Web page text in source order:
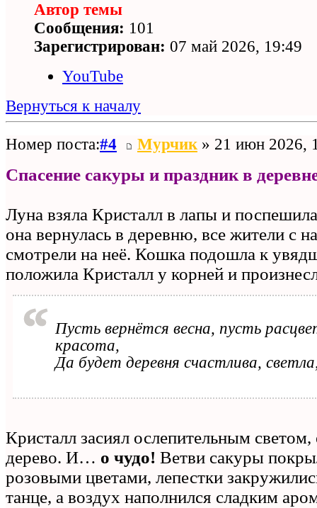
Автор темы
Сообщения: 101
Зарегистрирован: 07 май 2026, 19:49
YouTube
Вернуться к началу
Номер поста:#4 Мурчик» 21 июн 2026,
Спасение сакуры и праздник в
Луна взяла Кристалл в лапы и
она вернулась в деревню, все жители с
смотрели на неё. Кошка подошла к
положила Кристалл у корней и
Пусть вернётся весна, пусть
красота,
Да будет деревня счастлива,
Кристалл засиял ослепительным светом,
дерево. И… о чудо! Ветви сакуры
розовыми цветами, лепестки
танце, а воздух наполнился сладким